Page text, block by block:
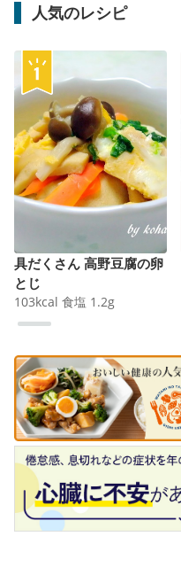
人気のレシピ
具だくさん 高野豆腐の卵
とじ
103kcal 食塩 1.2g